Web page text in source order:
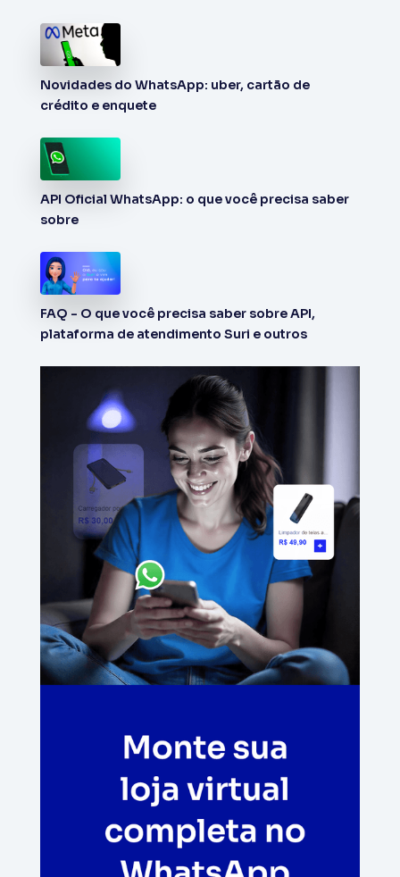
Novidades do WhatsApp: uber, cartão de
crédito e enquete
API Oficial WhatsApp: o que você precisa saber
sobre
FAQ - O que você precisa saber sobre API,
plataforma de atendimento Suri e outros